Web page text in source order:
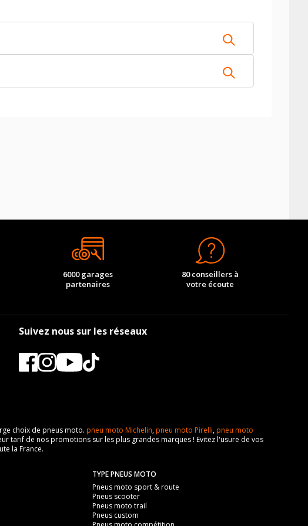
6000 garages
partenaires
80 conseillers à
votre écoute
Suivez nous sur les réseaux
choix de pneus moto. pneu moto Michelin,pneu moto Pirelli,pneu moto
tarif de nos promotions sur les plus grandes marques ! Evitez l'usure de vos
la France.
TYPE PNEUS MOTO
Pneus moto sport & route
Pneus scooter
Pneus moto trail
Pneus custom